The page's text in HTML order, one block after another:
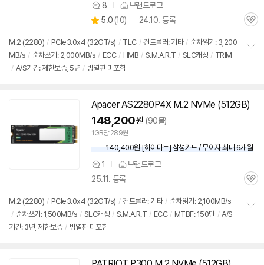
상
품
견
8 브랜드로그
별
점
5.0 (상
리
뷰
10) 24.10. 등록
관
M.2 (2280) / PCIe3.0x4 (32GT/s) / TLC / 컨트롤러: 기타 / 순차읽기: 3,200
MB/s / 순차쓰기: 2,000MB/s / ECC / HMB / S.M.A.R.T / SLC캐싱 / TRIM
/ A/S기간: 제한보증, 5년 / 방열판 미포함
Apacer AS2280P4X M.2 NVMe (512GB)
148,200원 (90몰)
1GB당 289원
140,400원 [하이마트] 삼성카드 / 무이자 최대 6개월
상
품
견
1
브랜드로그
25.11. 등록
관
M.2 (2280) / PCIe3.0x4 (32GT/s) / 컨트롤러: 기타 / 순차읽기: 2,100MB/s
/ 순차쓰기: 1,500MB/s / SLC캐싱 / S.M.A.R.T / ECC / MTBF: 150만 / A/S
기간: 3년, 제한보증 / 방열판 미포함